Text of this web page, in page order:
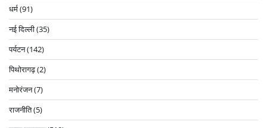
धर्म(91)
नई दिल्ली(35)
पर्यटन(142)
पिथोरागढ़(2)
मनोरंजन(7)
राजनीति(5)